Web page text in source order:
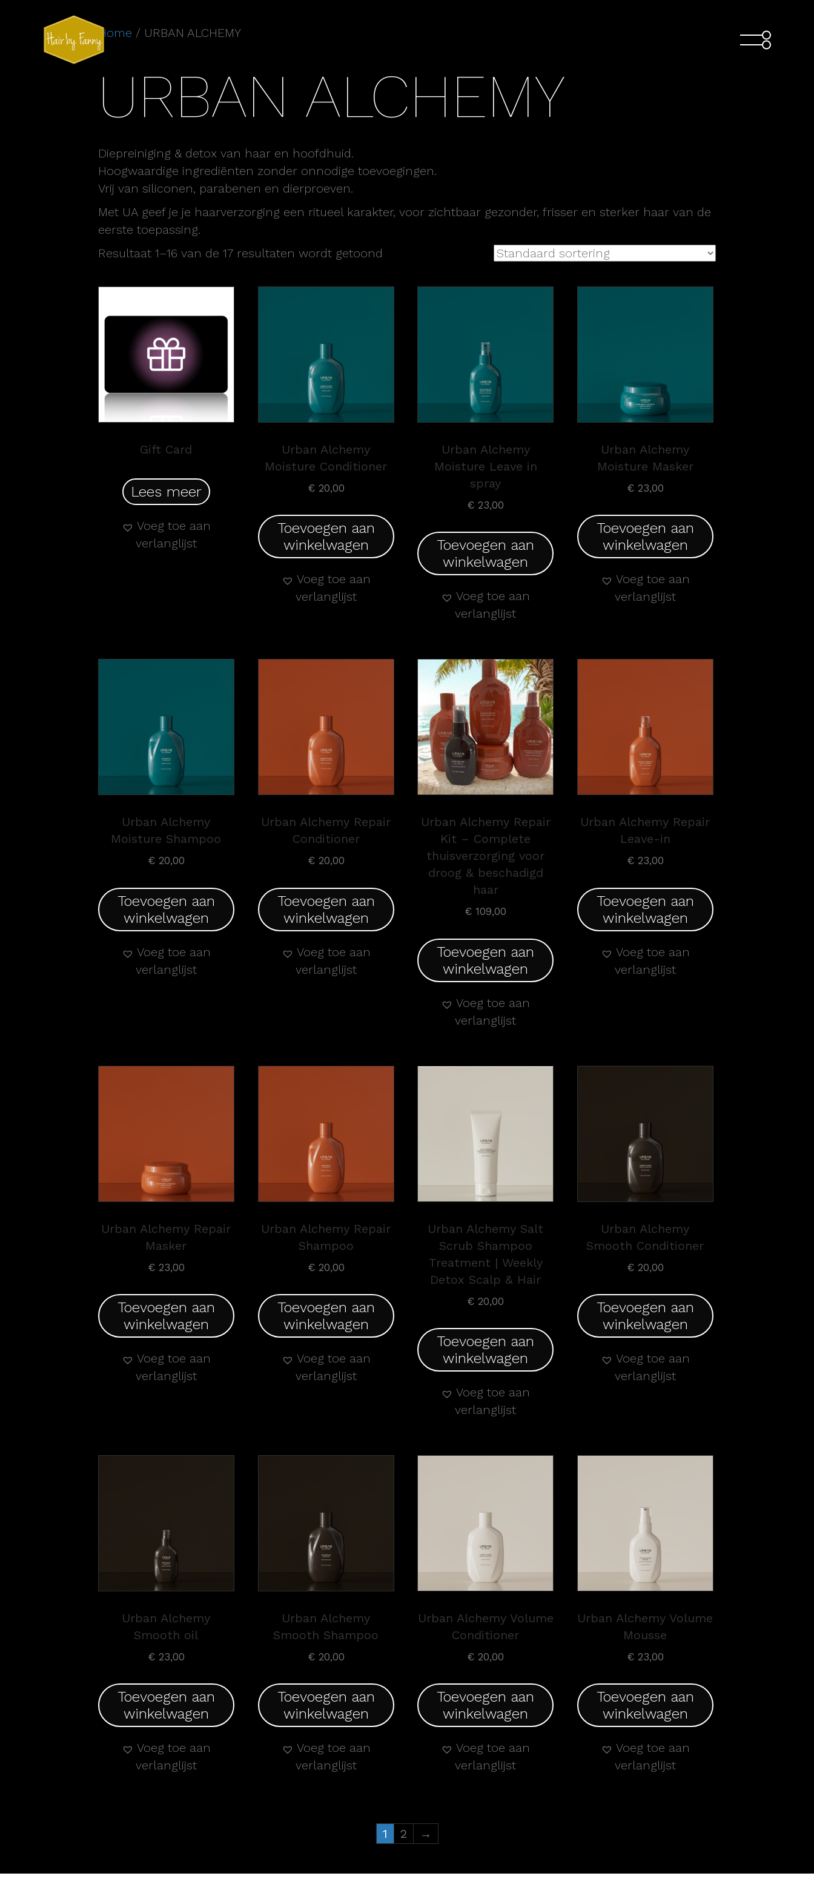
Home / URBAN ALCHEMY
URBAN ALCHEMY
Diepreiniging & detox van haar en hoofdhuid.
Hoogwaardige ingrediënten zonder onnodige toevoegingen.
Vrij van siliconen, parabenen en dierproeven.
Met UA geef je je haarverzorging een ritueel karakter, voor zichtbaar gezonder, frisser en sterker haar van de
eerste toepassing.
Resultaat 1–16 van de 17 resultaten wordt getoond
Gift Card
Lees meer
Voeg toe aan
verlanglijst
Urban Alchemy
Moisture Conditioner
€20,00
Toevoegen aan
winkelwagen
Voeg toe aan
verlanglijst
Urban Alchemy
Moisture Leave in
spray
€ 23,00
Toevoegen aan
winkelwagen
Voeg toe aan
verlanglijst
Urban Alchemy
Moisture Masker
€23,00
Toevoegen aan
winkelwagen
Voeg toe aan
verlanglijst
Urban Alchemy
Moisture Shampoo
€20,00
Toevoegen aan
winkelwagen
Voeg toe aan
verlanglijst
Urban Alchemy Repair
Conditioner
€20,00
Toevoegen aan
winkelwagen
Voeg toe aan
verlanglijst
Urban Alchemy Repair
Kit – Complete
thuisverzorging voor
droog & beschadigd
haar
€ 109,00
Toevoegen aan
winkelwagen
Voeg toe aan
verlanglijst
Urban Alchemy Repair
Leave-in
€23,00
Toevoegen aan
winkelwagen
Voeg toe aan
verlanglijst
Urban Alchemy Repair
Masker
€23,00
Toevoegen aan
winkelwagen
Voeg toe aan
verlanglijst
Urban Alchemy Repair
Shampoo
€20,00
Toevoegen aan
winkelwagen
Voeg toe aan
verlanglijst
Urban Alchemy Salt
Scrub Shampoo
Treatment | Weekly
Detox Scalp & Hair
€ 20,00
Toevoegen aan
winkelwagen
Voeg toe aan
verlanglijst
Urban Alchemy
Smooth Conditioner
€20,00
Toevoegen aan
winkelwagen
Voeg toe aan
verlanglijst
Urban Alchemy
Smooth oil
€23,00
Toevoegen aan
winkelwagen
Voeg toe aan
verlanglijst
Urban Alchemy
Smooth Shampoo
€20,00
Toevoegen aan
winkelwagen
Voeg toe aan
verlanglijst
Urban Alchemy Volume
Conditioner
€ 20,00
Toevoegen aan
winkelwagen
Voeg toe aan
verlanglijst
Urban Alchemy Volume
Mousse
€23,00
Toevoegen aan
winkelwagen
Voeg toe aan
verlanglijst
1 2 →